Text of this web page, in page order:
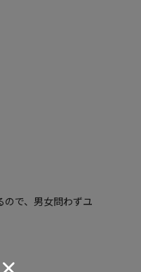
ので、男女問わずユ